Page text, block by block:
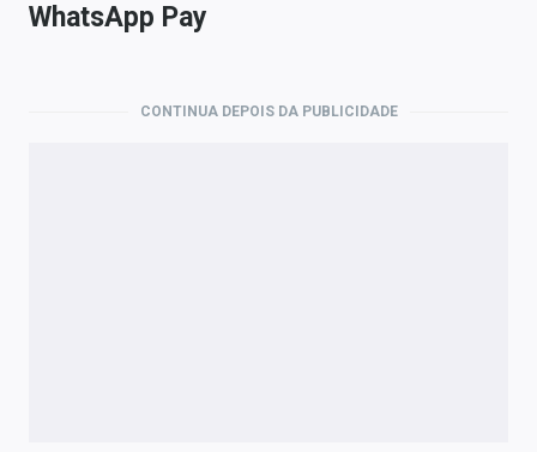
WhatsApp Pay
CONTINUA DEPOIS DA PUBLICIDADE